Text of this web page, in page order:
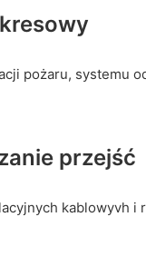
pożaru, systemu
przejść
kablowyvh i